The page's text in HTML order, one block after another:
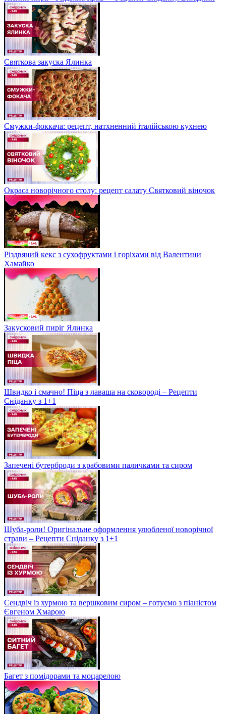
Святкова закуска Ялинка
Смужки-фоккача: рецепт, натхненний італійською кухнею
Окраса новорічного столу: рецепт салату Святковий віночок
Різдвяний кекс з сухофруктами і горіхами від Валентини
Хамайко
Закусковий пиріг Ялинка
Швидко і смачно! Піца з лаваша на сковороді – Рецепти
Сніданку з 1+1
Запечені бутерброди з крабовими паличками та сиром
Шуба-роли! Оригінальне оформлення улюбленої новорічної
страви – Рецепти Сніданку з 1+1
Сендвіч із хурмою та вершковим сиром – готуємо з піаністом
Євгеном Хмарою
Багет з помідорами та моцарелою